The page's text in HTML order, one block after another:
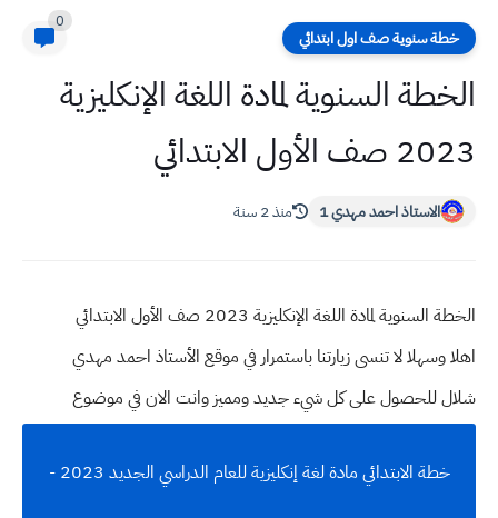
خطة سنوية صف اول ابتدائي
0
الخطة السنوية لمادة اللغة الإنكليزية
2023 صف الأول الابتدائي
الاستاذ احمد مهدي 1 منذ 2 سنة
الخطة السنوية لمادة اللغة الإنكليزية 2023 صف الأول الابتدائي
اهلا وسهلالا تنسى زيارتنا باستمرار في موقع الأستاذ احمد مهدي
شلال للحصول على كل شيء جديد ومميز وانت الان في موضوع
خطة الابتدائي مادة لغة إنكليزية للعام الدراسي الجديد 2023 -